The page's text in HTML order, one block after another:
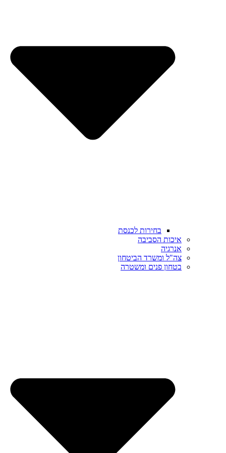
בחירות לכנסת
איכות הסביבה
אנרגיה
צה"ל ומשרד הביטחון
בטחון פנים ומשטרה